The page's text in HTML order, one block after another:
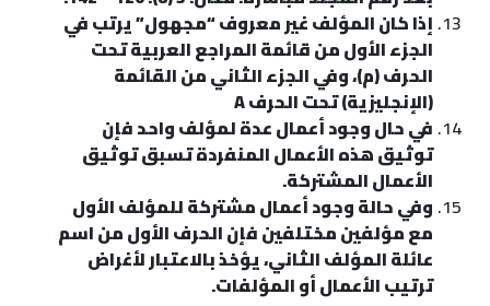
إذا كان المؤلف غير معروف “مجهول” يرتب في
الجزء الأول من قائمة المراجع العربية تحت
الحرف (م)، وفي الجزء الثاني من القائمة
(الإنجليزية) تحت الحرف A
في حال وجود أعمال عدة لمؤلف واحد فإن
توثيق هذه الأعمال المنفردة تسبق توثيق
الأعمال المشتركة.
وفي حالة وجود أعمال مشتركة للمؤلف الأول
مع مؤلفين مختلفين فإن الحرف الأول من اسم
عائلة المؤلف الثاني، يؤخذ بالاعتبار لأغراض
ترتيب الأعمال أو المؤلفات.